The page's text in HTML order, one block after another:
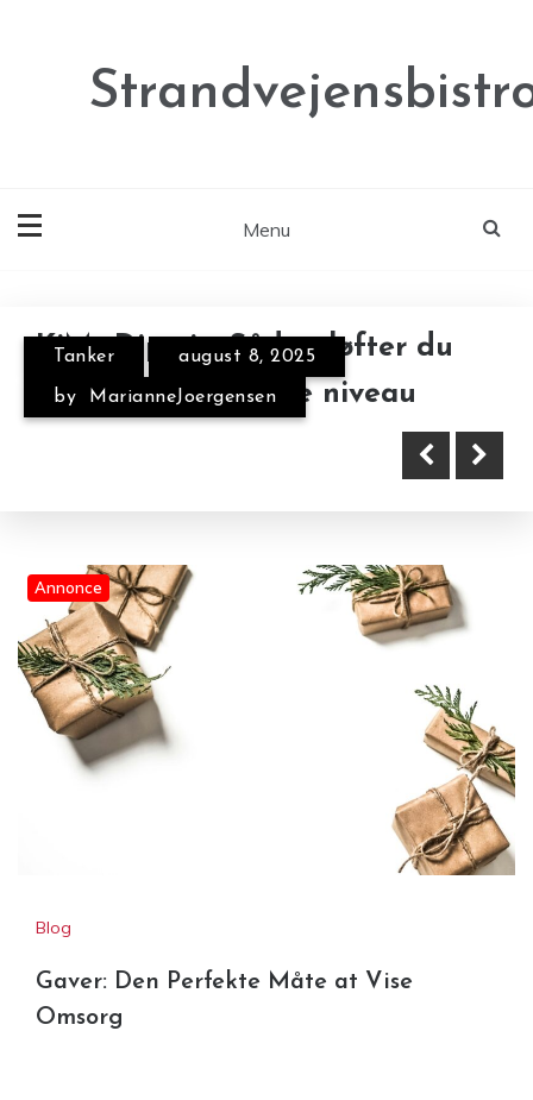
Menu
Annonce
Gaver: Den Perfekte Måte at
Vise Omsorg
Annonce
Brunch Odder – Et hyggeligt
udflugtsmål for brunchelskere
Tanker august 8, 2025
by MarianneJoergensen
KiMs Dipmix: Sådan løfter du
dine chips til næste niveau
Annonce
Blog
Gaver: Den Perfekte Måte at Vise
Omsorg